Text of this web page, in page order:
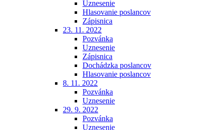
Uznesenie
Hlasovanie poslancov
Zápisnica
23. 11. 2022
Pozvánka
Uznesenie
Zápisnica
Dochádzka poslancov
Hlasovanie poslancov
8. 11. 2022
Pozvánka
Uznesenie
29. 9. 2022
Pozvánka
Uznesenie